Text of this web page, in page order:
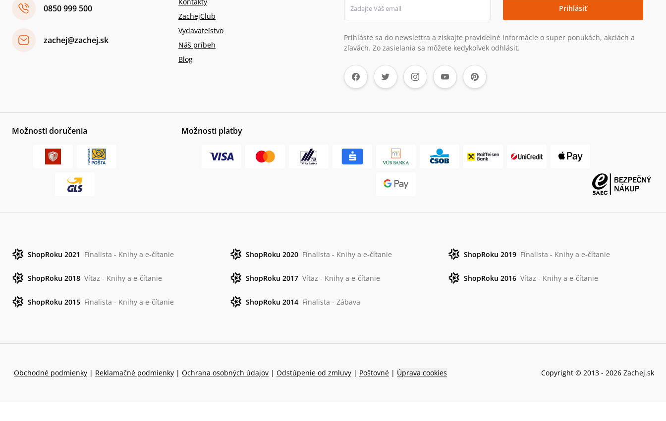
0850 999 500
zachej@zachej.sk
ZachejClub
Vydavateľstvo
Náš príbeh
Blog
Prihlásiť
Prihláste sa do newslettra a získajte pravidelné informácie o super ponukách, akciách a
zľavách. Zo zasielania sa môžete kedykoľvek odhlásiť.
Možnosti doručenia Možnosti platby
ShopRoku 2021 Finalista - Knihy a e-čítanie ShopRoku 2020 Finalista - Knihy a e-čítanie ShopRoku 2019 Finalista - Knihy a e-čítanie
ShopRoku 2018 Víťaz - Knihy a e-čítanie ShopRoku 2017 Víťaz - Knihy a e-čítanie ShopRoku 2016 Víťaz - Knihy a e-čítanie
ShopRoku 2015 Finalista - Knihy a e-čítanie ShopRoku 2014 Finalista - Zábava
Obchodné podmienky | Reklamačné podmienky | Ochrana osobných údajov | Odstúpenie od zmluvy | Poštovné | Úprava cookies Copyright © 2013 - 2026 Zachej.sk